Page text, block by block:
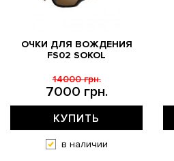
ОЧКИ ДЛЯ ВОЖДЕНИЯ
FS02 SOKOL
7000 грн.
14000 грн.
КУПИТЬ
в наличии